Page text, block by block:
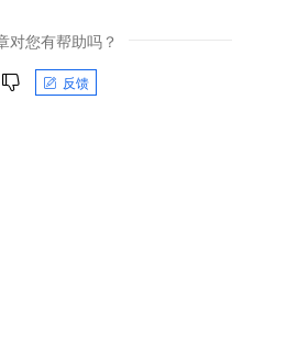
对您有帮助吗？
反馈